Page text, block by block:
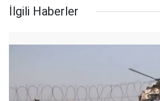
İlgili Haberler